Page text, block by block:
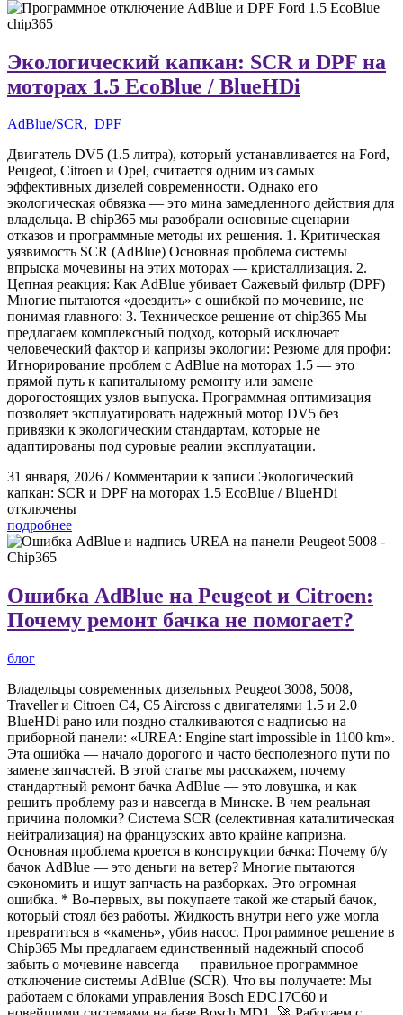
Экологический капкан: SCR и DPF на
моторах 1.5 EcoBlue / BlueHDi
AdBlue/SCR, DPF
Двигатель DV5 (1.5 литра), который устанавливается на Ford,
Peugeot, Citroen и Opel, считается одним из самых
эффективных дизелей современности. Однако его
экологическая обвязка — это мина замедленного действия для
владельца. В chip365 мы разобрали основные сценарии
отказов и программные методы их решения. 1. Критическая
уязвимость SCR (AdBlue) Основная проблема системы
впрыска мочевины на этих моторах — кристаллизация. 2.
Цепная реакция: Как AdBlue убивает Сажевый фильтр (DPF)
Многие пытаются «доездить» с ошибкой по мочевине, не
понимая главного: 3. Техническое решение от chip365 Мы
предлагаем комплексный подход, который исключает
человеческий фактор и капризы экологии: Резюме для профи:
Игнорирование проблем с AdBlue на моторах 1.5 — это
прямой путь к капитальному ремонту или замене
дорогостоящих узлов выпуска. Программная оптимизация
позволяет эксплуатировать надежный мотор DV5 без
привязки к экологическим стандартам, которые не
адаптированы под суровые реалии эксплуатации.
31 января, 2026 / Комментарии к записи Экологический
капкан: SCR и DPF на моторах 1.5 EcoBlue / BlueHDi
отключены
подробнее
Ошибка AdBlue на Peugeot и Citroen:
Почему ремонт бачка не помогает?
блог
Владельцы современных дизельных Peugeot 3008, 5008,
Traveller и Citroen C4, C5 Aircross с двигателями 1.5 и 2.0
BlueHDi рано или поздно сталкиваются с надписью на
приборной панели: «UREA: Engine start impossible in 1100 km».
Эта ошибка — начало дорогого и часто бесполезного пути по
замене запчастей. В этой статье мы расскажем, почему
стандартный ремонт бачка AdBlue — это ловушка, и как
решить проблему раз и навсегда в Минске. В чем реальная
причина поломки? Система SCR (селективная каталитическая
нейтрализация) на французских авто крайне капризна.
Основная проблема кроется в конструкции бачка: Почему б/у
бачок AdBlue — это деньги на ветер? Многие пытаются
сэкономить и ищут запчасть на разборках. Это огромная
ошибка. * Во-первых, вы покупаете такой же старый бачок,
который стоял без работы. Жидкость внутри него уже могла
превратиться в «камень», убив насос. Программное решение в
Chip365 Мы предлагаем единственный надежный способ
забыть о мочевине навсегда — правильное программное
отключение системы AdBlue (SCR). Что вы получаете: Мы
работаем с блоками управления Bosch EDC17C60 и